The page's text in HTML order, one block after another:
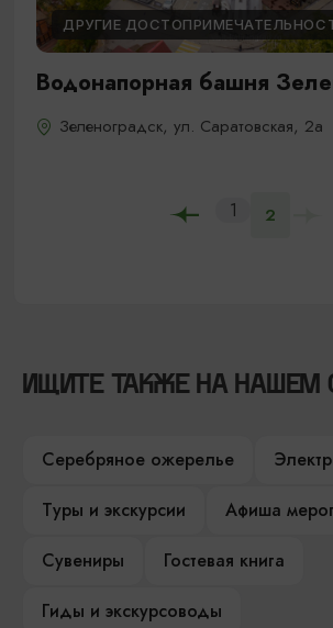
ДРУГИЕ
Водонапорная башня
Зеленоградск, ул. Саратовская, 2а
1 2
ИЩИТЕ ТАКЖЕ НА НАШЕМ
Серебряное ожерелье
Туры и экскурсии
Афиша
Сувениры
Гостевая книга
Гиды и экскурсоводы